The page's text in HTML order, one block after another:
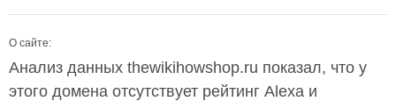
О сайте:
Анализ данных thewikihowshop.ru показал, что у
этого домена отсутствует рейтинг Alexa и